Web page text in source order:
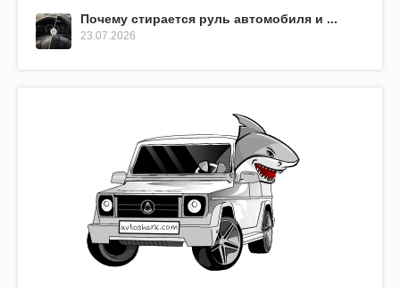
Почему стирается руль автомобиля и ...
23.07.2026